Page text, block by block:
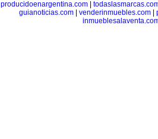
producidoenargentina.com|
guianoticias.com| venderinmuebles.com|